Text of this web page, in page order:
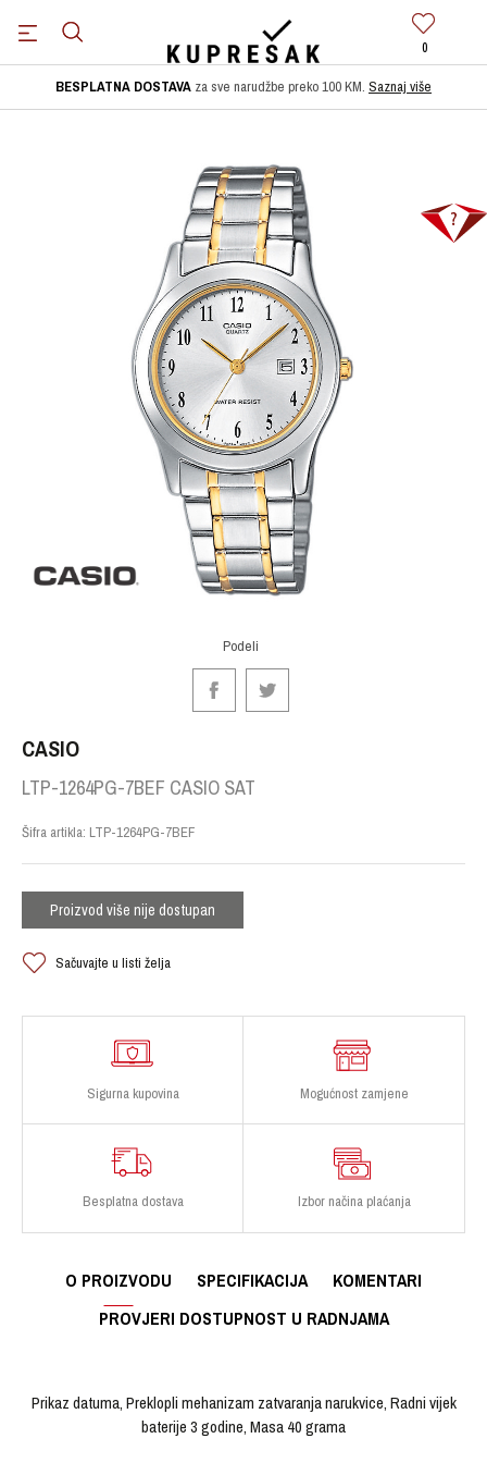
0
BESPLATNA DOSTAVA za sve narudžbe preko 100 KM. Saznaj više
Podeli
CASIO
LTP-1264PG-7BEF CASIO SAT
Šifra artikla: LTP-1264PG-7BEF
Proizvod više nije dostupan
Sačuvajte u listi želja
Sigurna kupovina Mogućnost zamjene
Besplatna dostava Izbor načina plaćanja
O PROIZVODU SPECIFIKACIJA
KOMENTARI
PROVJERI DOSTUPNOST U RADNJAMA
Prikaz datuma, Preklopli mehanizam zatvaranja narukvice, Radni vijek
baterije 3 godine, Masa 40 grama